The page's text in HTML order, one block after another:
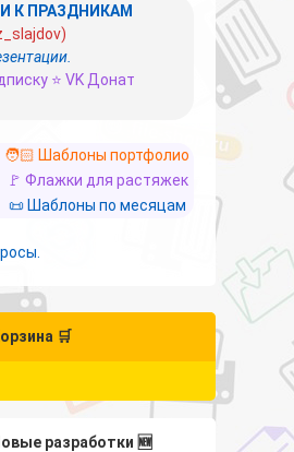
К ПРАЗДНИКАМ
⭐ VK Донат
🧑🏻 Шаблоны портфолио
🚩 Флажки для растяжек
📜 Шаблоны по месяцам
🛒
разработки 🆕